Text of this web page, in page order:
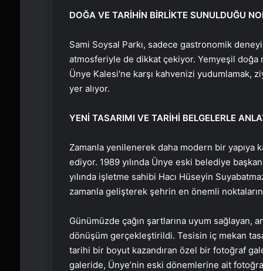
DOĞA VE TARİHİN BİRLİKTE SUNULDUĞU
Sami Soysal Parkı, sadece gastronomik
atmosferiyle de dikkat çekiyor. Yemyeşil doğa
Ünye Kalesi'ne karşı kahvenizi yudumlamak,
yer alıyor.
YENİ TASARIMI VE TARİHİ BELGELERLE
Zamanla yenilenerek daha modern bir yapıya
ediyor. 1989 yılında Ünye eski belediye
yılında işletme sahibi Hacı Hüseyin
zamanla gelişterek şehrin en önemli
Günümüzde çağın şartlarına uyum
dönüşüm gerçekleştirildi. Tesisin iç mekan
tarihi bir boyut kazandıran özel bir fotoğraf
galeride, Ünye’nin eski dönemlerine ait